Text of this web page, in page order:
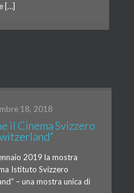
[…]
18, 2018
il Cinema Svizzero
2019 la mostra
Istituto Svizzero
– una mostra unica di